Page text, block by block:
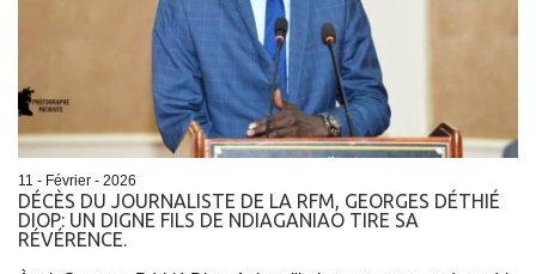
11 - Février - 2026
DÉCÈS DU JOURNALISTE DE LA RFM, GEORGES DÉTHIÉ
DIOP: UN DIGNE FILS DE NDIAGANIAO TIRE SA
RÉVÉRENCE.